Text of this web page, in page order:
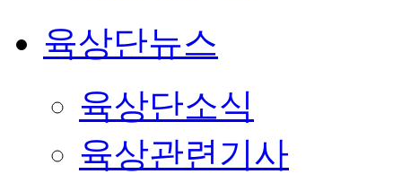
육상단뉴스
육상단소식
육상관련기사